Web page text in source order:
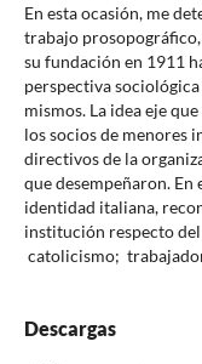
En esta ocasión, me
trabajo
su fundación en 1911
perspectiva
mismos. La idea eje
los socios de menores
directivos de la
que desempeñaron.
identidad italiana,
institución respecto
catolicismo;
Descargas